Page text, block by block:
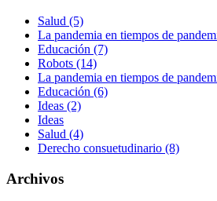
Salud (5)
La pandemia en tiempos de
Educación (7)
Robots (14)
La pandemia en tiempos de
Educación (6)
Ideas (2)
Ideas
Salud (4)
Derecho consuetudinario (8)
Archivos